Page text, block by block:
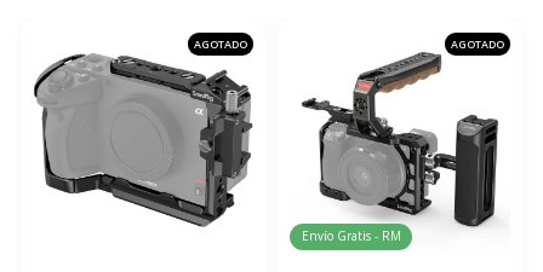
AGOTADO AGOTADO
Envío Gratis - RM